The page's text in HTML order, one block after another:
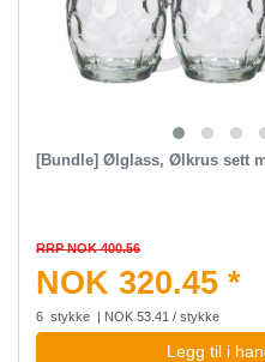
[Bundle] Ølglass, Ølkrus sett
RRP NOK 400.56
NOK 320.45 *
6 stykke | NOK 53.41 / stykke
Legg til i